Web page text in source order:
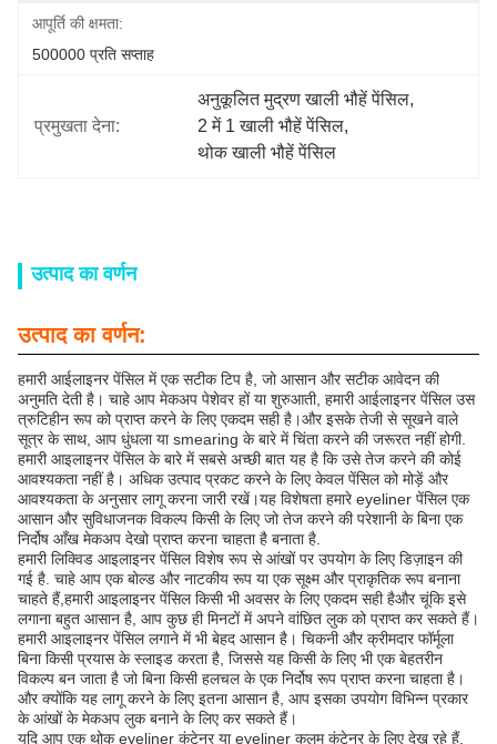
आपूर्ति की क्षमता:
500000 प्रति सप्ताह
प्रमुखता देना:
अनुकूलित मुद्रण खाली भौहें पेंसिल,
2 में 1 खाली भौहें पेंसिल,
थोक खाली भौहें पेंसिल
उत्पाद का वर्णन
उत्पाद का वर्णन:
हमारी आईलाइनर पेंसिल में एक सटीक टिप है, जो आसान और सटीक आवेदन की
अनुमति देती है। चाहे आप मेकअप पेशेवर हों या शुरुआती, हमारी आईलाइनर पेंसिल उस
त्रुटिहीन रूप को प्राप्त करने के लिए एकदम सही है।और इसके तेजी से सूखने वाले
सूत्र के साथ, आप धुंधला या smearing के बारे में चिंता करने की जरूरत नहीं होगी.
हमारी आइलाइनर पेंसिल के बारे में सबसे अच्छी बात यह है कि उसे तेज करने की कोई
आवश्यकता नहीं है। अधिक उत्पाद प्रकट करने के लिए केवल पेंसिल को मोड़ें और
आवश्यकता के अनुसार लागू करना जारी रखें।यह विशेषता हमारे eyeliner पेंसिल एक
आसान और सुविधाजनक विकल्प किसी के लिए जो तेज करने की परेशानी के बिना एक
निर्दोष आँख मेकअप देखो प्राप्त करना चाहता है बनाता है.
हमारी लिक्विड आइलाइनर पेंसिल विशेष रूप से आंखों पर उपयोग के लिए डिज़ाइन की
गई है. चाहे आप एक बोल्ड और नाटकीय रूप या एक सूक्ष्म और प्राकृतिक रूप बनाना
चाहते हैं,हमारी आइलाइनर पेंसिल किसी भी अवसर के लिए एकदम सही हैऔर चूंकि इसे
लगाना बहुत आसान है, आप कुछ ही मिनटों में अपने वांछित लुक को प्राप्त कर सकते हैं।
हमारी आइलाइनर पेंसिल लगाने में भी बेहद आसान है। चिकनी और क्रीमदार फॉर्मूला
बिना किसी प्रयास के स्लाइड करता है, जिससे यह किसी के लिए भी एक बेहतरीन
विकल्प बन जाता है जो बिना किसी हलचल के एक निर्दोष रूप प्राप्त करना चाहता है।
और क्योंकि यह लागू करने के लिए इतना आसान है, आप इसका उपयोग विभिन्न प्रकार
के आंखों के मेकअप लुक बनाने के लिए कर सकते हैं।
यदि आप एक थोक eyeliner कंटेनर या eyeliner कलम कंटेनर के लिए देख रहे हैं,